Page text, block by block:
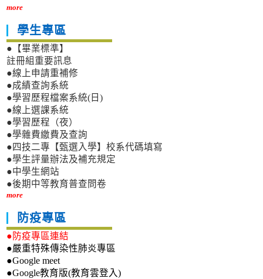
more
學生專區
●【畢業標準】
註冊組重要訊息
●線上申請重補修
●成績查詢系統
●學習歷程檔案系統(日)
●線上選課系統
●學習歷程（夜）
●學雜費繳費及查詢
●四技二專【甄選入學】校系代碼填寫
●學生評量辦法及補充規定
●中學生網站
●後期中等教育普查問卷
more
防疫專區
●防疫專區連結
●嚴重特殊傳染性肺炎專區
●Google meet
●Google教育版(教育雲登入)